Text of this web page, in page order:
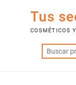
contenido
Tus
COSMÉTICOS